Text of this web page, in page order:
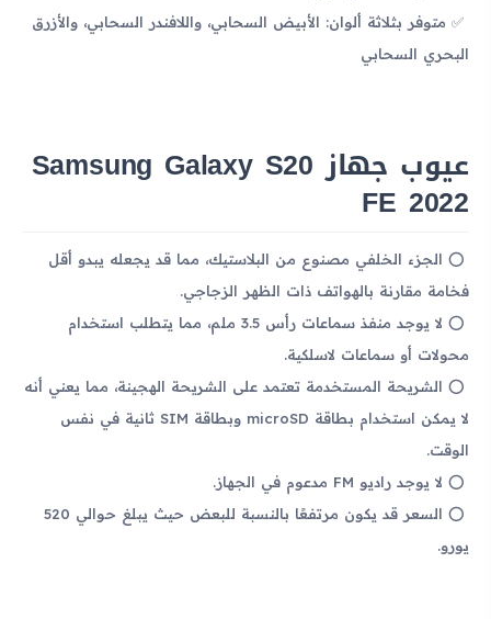
متوفر بثلاثة ألوان: الأبيض السحابي، واللافندر السحابي، والأزرق
البحري السحابي
عيوب جهاز Samsung Galaxy S20
FE 2022
الجزء الخلفي مصنوع من البلاستيك، مما قد يجعله يبدو أقل
فخامة مقارنة بالهواتف ذات الظهر الزجاجي.
لا يوجد منفذ سماعات رأس 3.5 ملم، مما يتطلب استخدام
محولات أو سماعات لاسلكية.
الشريحة المستخدمة تعتمد على الشريحة الهجينة، مما يعني أنه
لا يمكن استخدام بطاقة microSD وبطاقة SIM ثانية في نفس
الوقت.
لا يوجد راديو FM مدعوم في الجهاز.
السعر قد يكون مرتفعًا بالنسبة للبعض حيث يبلغ حوالي 520
يورو.